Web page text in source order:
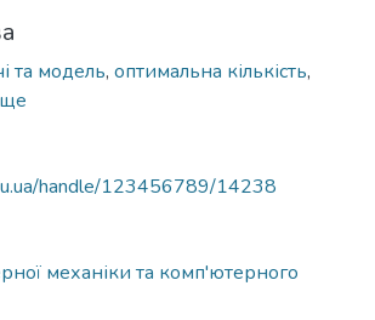
та модель, оптимальна кількість,
handle/123456789/14238
механіки та комп'ютерного